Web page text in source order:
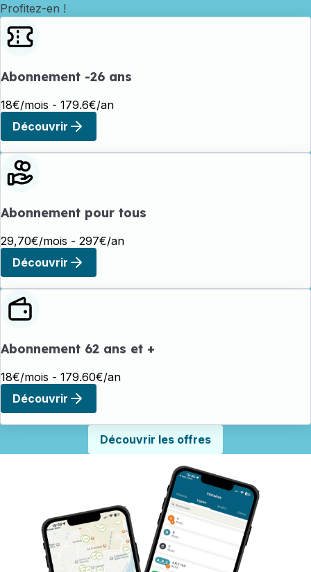
Profitez-en !
Abonnement -26 ans
18€/mois - 179.6€/an
Découvrir
Abonnement pour tous
29,70€/mois - 297€/an
Découvrir
Abonnement 62 ans et +
18€/mois - 179.60€/an
Découvrir
Découvrir les offres